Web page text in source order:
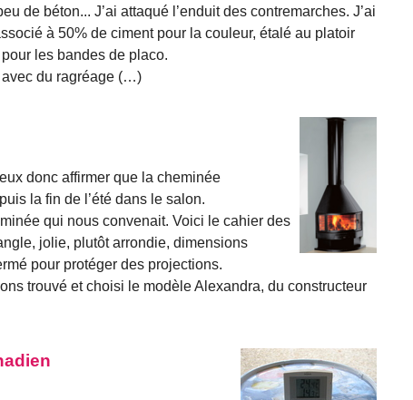
de béton... J’ai attaqué l’enduit des contremarches. J’ai
à 50% de ciment pour la couleur, étalé au platoir
les bandes de placo.
avec du ragréage (…)
donc affirmer que la cheminée
la fin de l’été dans le salon.
qui nous convenait. Voici le cahier des
jolie, plutôt arrondie, dimensions
pour protéger des projections.
trouvé et choisi le modèle Alexandra, du constructeur